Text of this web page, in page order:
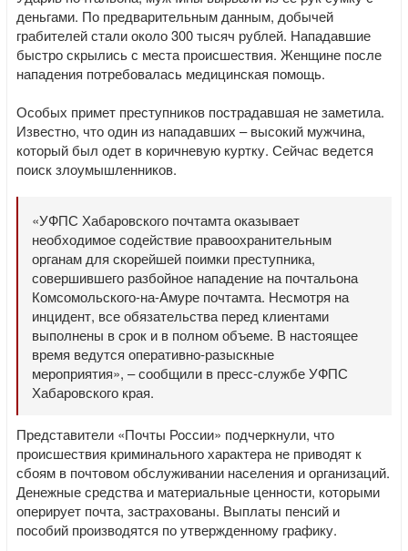
деньгами. По предварительным данным, добычей
грабителей стали около 300 тысяч рублей. Нападавшие
быстро скрылись с места происшествия. Женщине после
нападения потребовалась медицинская помощь.
Особых примет преступников пострадавшая не заметила.
Известно, что один из нападавших – высокий мужчина,
который был одет в коричневую куртку. Сейчас ведется
поиск злоумышленников.
«УФПС Хабаровского почтамта оказывает
необходимое содействие правоохранительным
органам для скорейшей поимки преступника,
совершившего разбойное нападение на почтальона
Комсомольского-на-Амуре почтамта. Несмотря на
инцидент, все обязательства перед клиентами
выполнены в срок и в полном объеме. В настоящее
время ведутся оперативно-разыскные
мероприятия», – сообщили в пресс-службе УФПС
Хабаровского края.
Представители «Почты России» подчеркнули, что
происшествия криминального характера не приводят к
сбоям в почтовом обслуживании населения и организаций.
Денежные средства и материальные ценности, которыми
оперирует почта, застрахованы. Выплаты пенсий и
пособий производятся по утвержденному графику.